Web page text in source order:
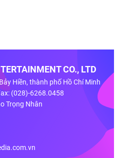
CO., LTD
Hiền, thành phố Hồ Chí Minh
(028)-6268.0458
Trọng Nhân